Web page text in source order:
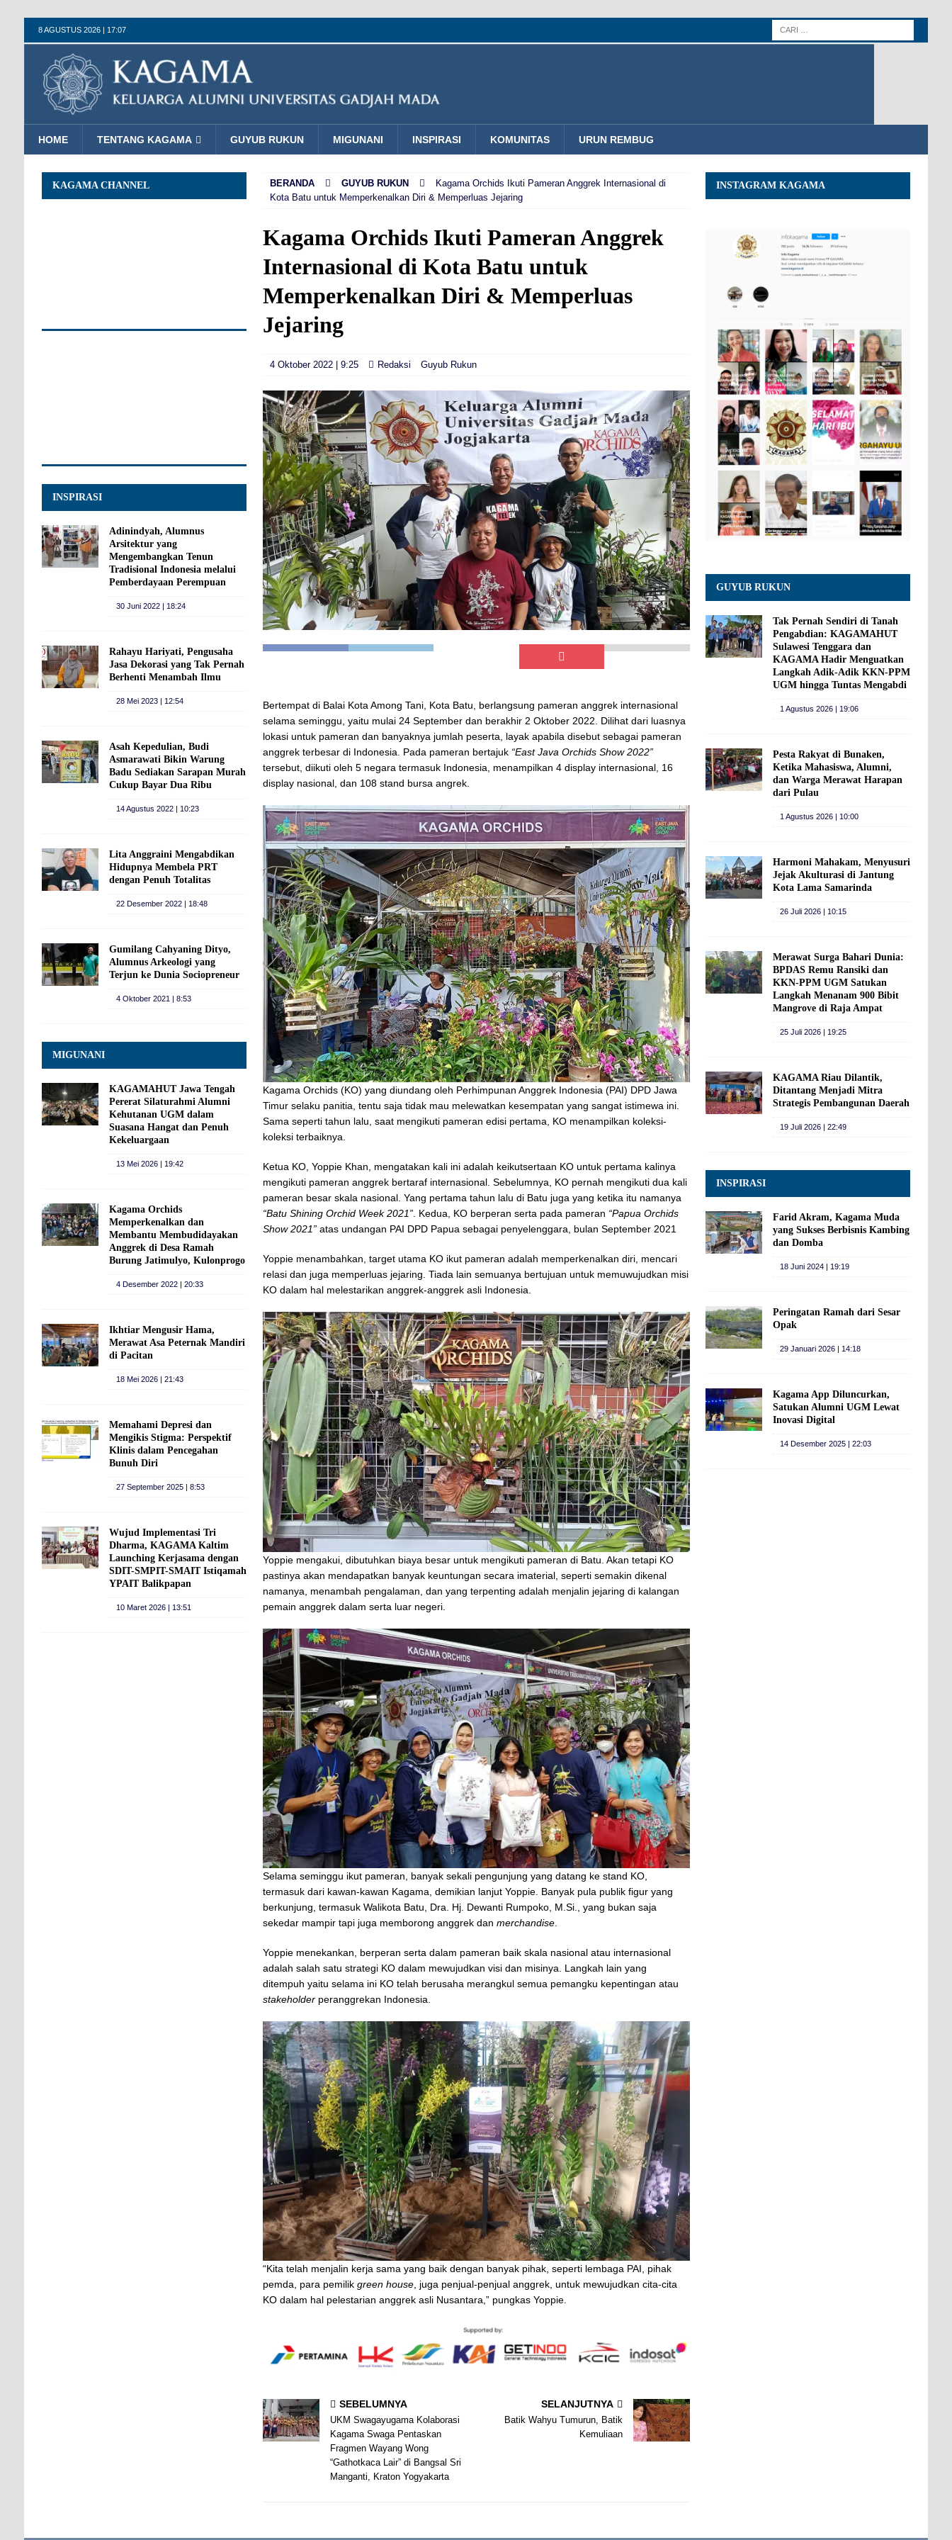
8 AGUSTUS 2026 | 17:07
HOME TENTANG KAGAMA GUYUB RUKUN MIGUNANI INSPIRASI KOMUNITAS URUN REMBUG
BERANDA GUYUB RUKUN
Kagama Orchids Ikuti Pameran Anggrek Internasional di
Kota Batu untuk Memperkenalkan Diri & Memperluas Jejaring
Kagama Orchids Ikuti Pameran Anggrek
Internasional di Kota Batu untuk
Memperkenalkan Diri & Memperluas
Jejaring
4 Oktober 2022 | 9:25 Redaksi Guyub Rukun
Bertempat di Balai Kota Among Tani, Kota Batu, berlangsung pameran anggrek internasional
selama seminggu, yaitu mulai 24 September dan berakhir 2 Oktober 2022. Dilihat dari luasnya
lokasi untuk pameran dan banyaknya jumlah peserta, layak apabila disebut sebagai pameran
anggrek terbesar di Indonesia. Pada pameran bertajuk “East Java Orchids Show 2022”
tersebut, diikuti oleh 5 negara termasuk Indonesia, menampilkan 4 display internasional, 16
display nasional, dan 108 stand bursa angrek.
Kagama Orchids (KO) yang diundang oleh Perhimpunan Anggrek Indonesia (PAI) DPD Jawa
Timur selaku panitia, tentu saja tidak mau melewatkan kesempatan yang sangat istimewa ini.
Sama seperti tahun lalu, saat mengikuti pameran edisi pertama, KO menampilkan koleksi-
koleksi terbaiknya.
Ketua KO, Yoppie Khan, mengatakan kali ini adalah keikutsertaan KO untuk pertama kalinya
mengikuti pameran anggrek bertaraf internasional. Sebelumnya, KO pernah mengikuti dua kali
pameran besar skala nasional. Yang pertama tahun lalu di Batu juga yang ketika itu namanya
“Batu Shining Orchid Week 2021” . Kedua, KO berperan serta pada pameran “Papua Orchids
Show 2021” atas undangan PAI DPD Papua sebagai penyelenggara, bulan September 2021
Yoppie menambahkan, target utama KO ikut pameran adalah memperkenalkan diri, mencari
relasi dan juga memperluas jejaring. Tiada lain semuanya bertujuan untuk memuwujudkan misi
KO dalam hal melestarikan anggrek-anggrek asli Indonesia.
Yoppie mengakui, dibutuhkan biaya besar untuk mengikuti pameran di Batu. Akan tetapi KO
pastinya akan mendapatkan banyak keuntungan secara imaterial, seperti semakin dikenal
namanya, menambah pengalaman, dan yang terpenting adalah menjalin jejaring di kalangan
pemain anggrek dalam serta luar negeri.
Selama seminggu ikut pameran, banyak sekali pengunjung yang datang ke stand KO,
termasuk dari kawan-kawan Kagama, demikian lanjut Yoppie. Banyak pula publik figur yang
berkunjung, termasuk Walikota Batu, Dra. Hj. Dewanti Rumpoko, M.Si., yang bukan saja
sekedar mampir tapi juga memborong anggrek danmerchandise
Yoppie menekankan, berperan serta dalam pameran baik skala nasional atau internasional
adalah salah satu strategi KO dalam mewujudkan visi dan misinya. Langkah lain yang
ditempuh yaitu selama ini KO telah berusaha merangkul semua pemangku kepentingan atau
stakeholder peranggrekan Indonesia.
“Kita telah menjalin kerja sama yang baik dengan banyak pihak, seperti lembaga PAI, pihak
pemda, para pemilikgreen house, juga penjual-penjual anggrek, untuk mewujudkan cita-cita
KO dalam hal pelestarian anggrek asli Nusantara,” pungkas Yoppie.
SEBELUMNYA
UKM Swagayugama Kolaborasi
Kagama Swaga Pentaskan
Fragmen Wayang Wong
“Gathotkaca Lair” di Bangsal Sri
Manganti, Kraton Yogyakarta
SELANJUTNYA
Batik Wahyu Tumurun, Batik
Kemuliaan
KAGAMA CHANNEL
INSPIRASI
Adinindyah, Alumnus
Arsitektur yang
Mengembangkan Tenun
Tradisional Indonesia melalui
Pemberdayaan Perempuan
30 Juni 2022 | 18:24
Rahayu Hariyati, Pengusaha
Jasa Dekorasi yang Tak Pernah
Berhenti Menambah Ilmu
28 Mei 2023 | 12:54
Asah Kepedulian, Budi
Asmarawati Bikin Warung
Badu Sediakan Sarapan Murah
Cukup Bayar Dua Ribu
14 Agustus 2022 | 10:23
Lita Anggraini Mengabdikan
Hidupnya Membela PRT
dengan Penuh Totalitas
22 Desember 2022 | 18:48
Gumilang Cahyaning Dityo,
Alumnus Arkeologi yang
Terjun ke Dunia Sociopreneur
4 Oktober 2021 | 8:53
MIGUNANI
KAGAMAHUT Jawa Tengah
Pererat Silaturahmi Alumni
Kehutanan UGM dalam
Suasana Hangat dan Penuh
Kekeluargaan
13 Mei 2026 | 19:42
Kagama Orchids
Memperkenalkan dan
Membantu Membudidayakan
Anggrek di Desa Ramah
Burung Jatimulyo, Kulonprogo
4 Desember 2022 | 20:33
Ikhtiar Mengusir Hama,
Merawat Asa Peternak Mandiri
di Pacitan
18 Mei 2026 | 21:43
Memahami Depresi dan
Mengikis Stigma: Perspektif
Klinis dalam Pencegahan
Bunuh Diri
27 September 2025 | 8:53
Wujud Implementasi Tri
Dharma, KAGAMA Kaltim
Launching Kerjasama dengan
SDIT-SMPIT-SMAIT Istiqamah
YPAIT Balikpapan
10 Maret 2026 | 13:51
INSTAGRAM KAGAMA
GUYUB RUKUN
Tak Pernah Sendiri di Tanah
Pengabdian: KAGAMAHUT
Sulawesi Tenggara dan
KAGAMA Hadir Menguatkan
Langkah Adik-Adik KKN-PPM
UGM hingga Tuntas Mengabdi
1 Agustus 2026 | 19:06
Pesta Rakyat di Bunaken,
Ketika Mahasiswa, Alumni,
dan Warga Merawat Harapan
dari Pulau
1 Agustus 2026 | 10:00
Harmoni Mahakam, Menyusuri
Jejak Akulturasi di Jantung
Kota Lama Samarinda
26 Juli 2026 | 10:15
Merawat Surga Bahari Dunia:
BPDAS Remu Ransiki dan
KKN-PPM UGM Satukan
Langkah Menanam 900 Bibit
Mangrove di Raja Ampat
25 Juli 2026 | 19:25
KAGAMA Riau Dilantik,
Ditantang Menjadi Mitra
Strategis Pembangunan Daerah
19 Juli 2026 | 22:49
INSPIRASI
Farid Akram, Kagama Muda
yang Sukses Berbisnis Kambing
dan Domba
18 Juni 2024 | 19:19
Peringatan Ramah dari Sesar
Opak
29 Januari 2026 | 14:18
Kagama App Diluncurkan,
Satukan Alumni UGM Lewat
Inovasi Digital
14 Desember 2025 | 22:03